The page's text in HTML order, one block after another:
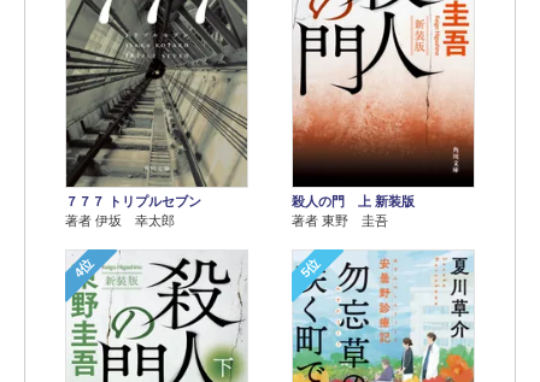
７７７ トリプルセブン
著者 伊坂 幸太郎
殺人の門 上 新装版
著者 東野 圭吾
4位 5位